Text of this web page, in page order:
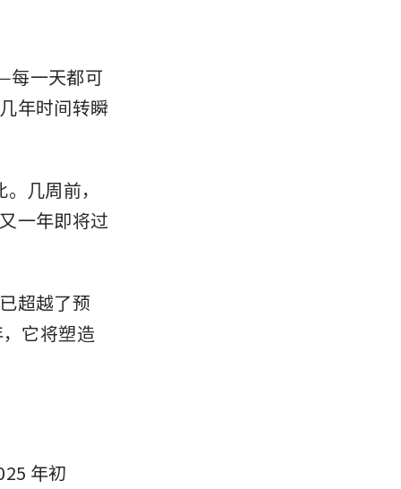
每一天都可
年时间转瞬
几周前，
一年即将过
超越了预
它将塑造
年初